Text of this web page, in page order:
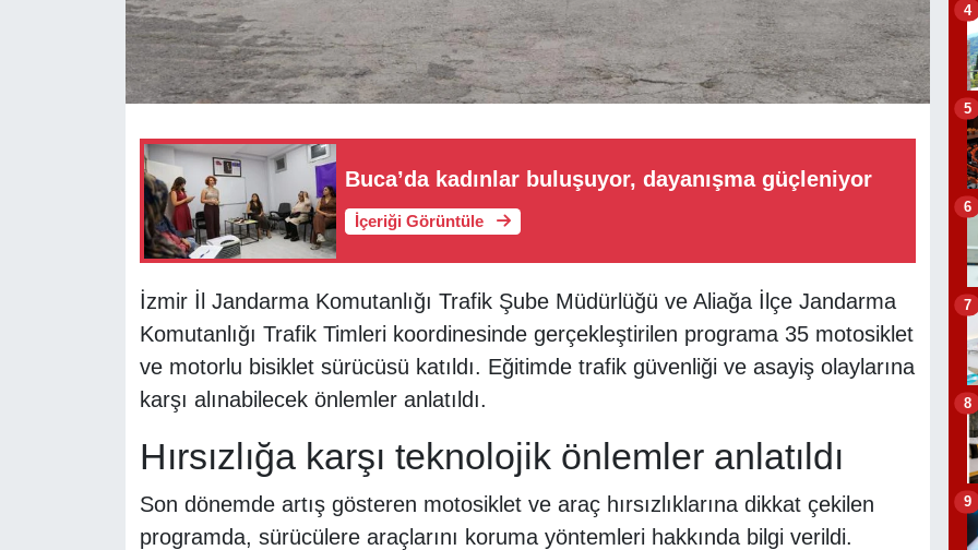
Buca’da kadınlar buluşuyor, dayanışma güçleniyor
İçeriği Görüntüle
İzmir İl Jandarma Komutanlığı Trafik Şube Müdürlüğü ve Aliağa İlçe Jandarma
Komutanlığı Trafik Timleri koordinesinde gerçekleştirilen programa 35 motosiklet
ve motorlu bisiklet sürücüsü katıldı. Eğitimde trafik güvenliği ve asayiş olaylarına
karşı alınabilecek önlemler anlatıldı.
Hırsızlığa karşı teknolojik önlemler anlatıldı
Son dönemde artış gösteren motosiklet ve araç hırsızlıklarına dikkat çekilen
programda, sürücülere araçlarını koruma yöntemleri hakkında bilgi verildi.
4
5
6
7
8
9